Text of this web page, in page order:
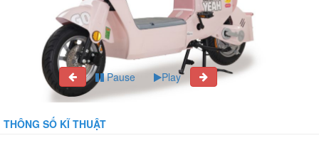
Pause Play
THÔNG SỐ KĨ THUẬT